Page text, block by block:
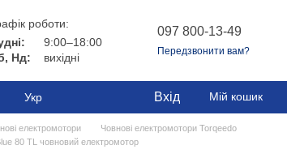
роботи:
9:00–18:00
Нд:
вихідні
097 800-13-49
Передзвонити вам?
Укр Вхід Мій кошик
електромотори
Човнові електромотори Torqeedo
80 TL човновий електромотор